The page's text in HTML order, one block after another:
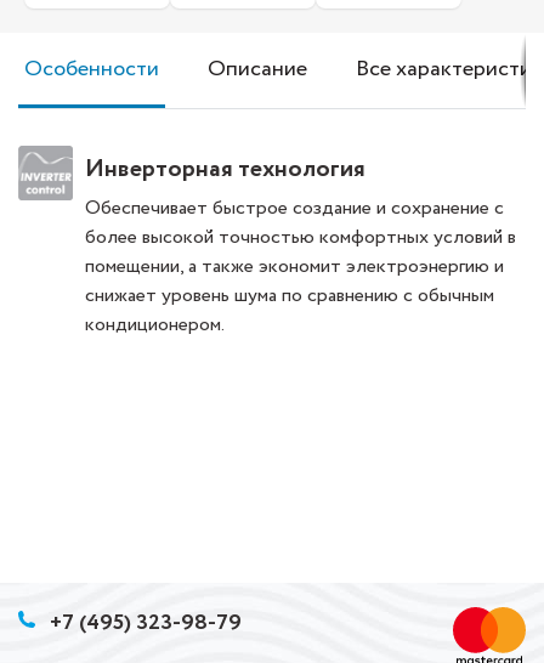
Особенности Описание Все
Инверторная технология
Обеспечивает быстрое создание и сохранение с
более высокой точностью комфортных условий в
помещении, а также экономит электроэнергию и
снижает уровень шума по сравнению с обычным
кондиционером.
+7 (495) 323-98-79